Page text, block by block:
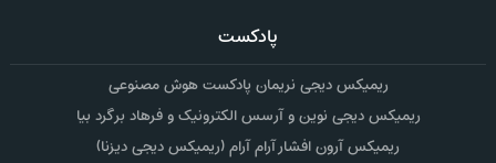
پادکست
ریمیکس دیجی نریمان پادکست هوش مصنوعی
ریمیکس دیجی نوین و آرسس الکترونیک و فرهاد برگرد بیا
ریمیکس آرون افشار آرام آرام (ریمیکس دیجی دیزنا)